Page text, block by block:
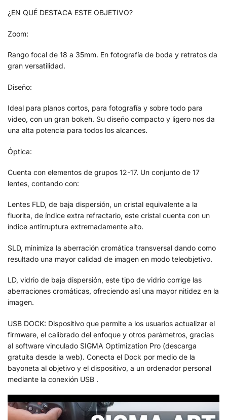
¿EN QUÉ DESTACA ESTE OBJETIVO?
Zoom:
Rango focal de 18 a 35mm. En fotografía de boda y retratos da
gran versatilidad.
Diseño:
Ideal para planos cortos, para fotografía y sobre todo para
video, con un gran bokeh. Su diseño compacto y ligero nos da
una alta potencia para todos los alcances.
Óptica:
Cuenta con elementos de grupos 12-17. Un conjunto de 17
lentes, contando con:
Lentes FLD, de baja dispersión, un cristal equivalente a la
fluorita, de índice extra refractario, este cristal cuenta con un
índice antirruptura extremadamente alto.
SLD, minimiza la aberración cromática transversal dando como
resultado una mayor calidad de imagen en modo teleobjetivo.
LD, vidrio de baja dispersión, este tipo de vidrio corrige las
aberraciones cromáticas, ofreciendo así una mayor nitidez en la
imagen.
USB DOCK: Dispositivo que permite a los usuarios actualizar el
firmware, el calibrado del enfoque y otros parámetros, gracias
al software vinculado SIGMA Optimization Pro (descarga
gratuita desde la web). Conecta el Dock por medio de la
bayoneta al objetivo y el dispositivo, a un ordenador personal
mediante la conexión USB .